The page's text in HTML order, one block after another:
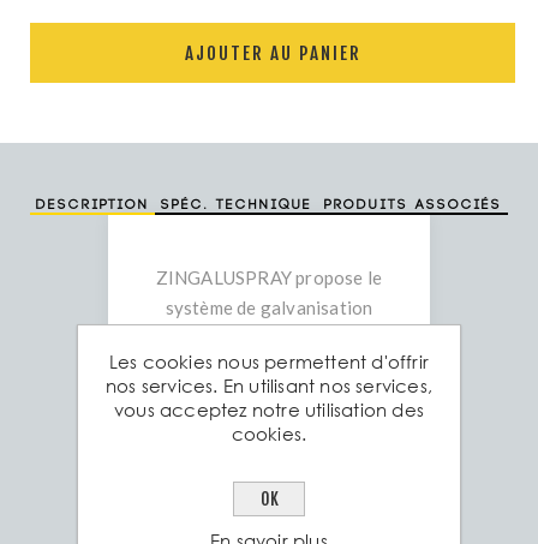
AJOUTER AU PANIER
Description Spéc. technique Produits associés
ZINGALUSPRAY propose le
système de galvanisation
d'aérosol pour des petites
applications faciles. Afin de
s'assurer que la
à une surface galvanisée à
chaud, des paillettes
Les cookies nous permettent d'offrir
nos services. En utilisant nos services,
vous acceptez notre utilisation des
cookies.
OK